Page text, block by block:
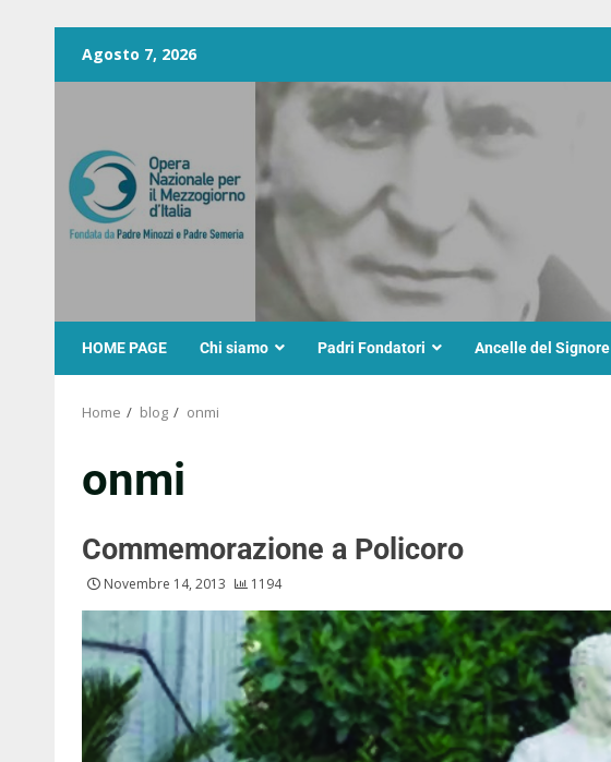
Agosto 7, 2026
HOME PAGE Chi siamo Padri Fondatori Ancelle del Signore
Home blog onmi
onmi
Commemorazione a Policoro
Novembre 14, 2013 1194